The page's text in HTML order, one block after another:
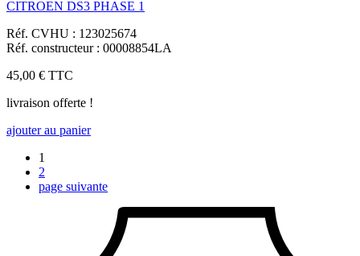
CITROEN DS3 PHASE 1
Réf. CVHU : 123025674
Réf. constructeur : 00008854LA
45,00 € TTC
livraison offerte !
ajouter au panier
1
2
page suivante